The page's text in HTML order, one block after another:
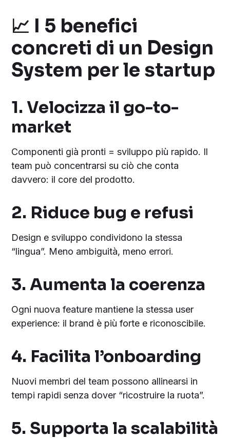
📈 I 5 benefici
concreti di un Design
System per le startup
1.Velocizza il go-to-
market
Componenti già pronti = sviluppo più rapido. Il
team può concentrarsi su ciò che conta
davvero: il core del prodotto.
2. Riduce bug e refusi
Design e sviluppo condividono la stessa
“lingua”. Meno ambiguità, meno errori.
3.Aumenta la coerenza
Ogni nuova feature mantiene la stessa user
experience: il brand è più forte e riconoscibile.
4. Facilita l’onboarding
Nuovi membri del team possono allinearsi in
tempi rapidi senza dover “ricostruire la ruota”.
5. Supporta la scalabilità